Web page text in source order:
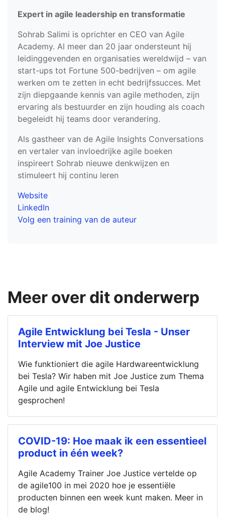
Expert in agile leadership en transformatie
Sohrab Salimi is oprichter en CEO van Agile
Academy. Al meer dan 20 jaar ondersteunt hij
leidinggevenden en organisaties wereldwijd – van
start-ups tot Fortune 500-bedrijven – om agile
werken om te zetten in echt bedrijfssucces. Met
zijn diepgaande kennis van agile methoden, zijn
ervaring als bestuurder en zijn houding als coach
begeleidt hij teams door verandering.
Als gastheer van de Agile Insights Conversations
en vertaler van invloedrijke agile boeken
inspireert Sohrab nieuwe denkwijzen en
stimuleert hij continu leren
Website
LinkedIn
Volg een training van de auteur
Meer over dit onderwerp
Agile Entwicklung bei Tesla - Unser
Interview mit Joe Justice
Wie funktioniert die agile Hardwareentwicklung
bei Tesla? Wir haben mit Joe Justice zum Thema
Agile und agile Entwicklung bei Tesla
gesprochen!
COVID-19: Hoe maak ik een essentieel
product in één week?
Agile Academy Trainer Joe Justice vertelde op
de agile100 in mei 2020 hoe je essentiële
producten binnen een week kunt maken. Meer in
de blog!